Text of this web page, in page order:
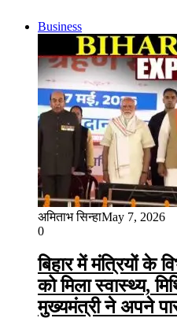
Business
अमिताभ सिन्हाMay 7, 2026
0
बिहार में मंत्रियों के
को मिला स्वास्थ्य,
मुख्यमंत्री ने अपने